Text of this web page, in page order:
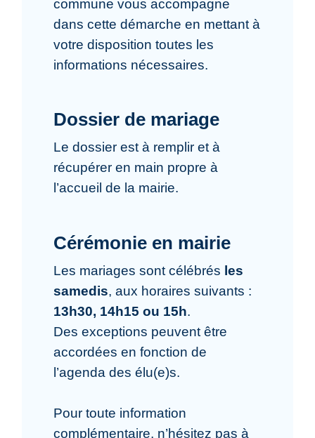
commune vous accompagne
dans cette démarche en mettant à
votre disposition toutes les
informations nécessaires.
Dossier de mariage
Le dossier est à remplir et à
récupérer en main propre à
l’accueil de la mairie.
Cérémonie en mairie
Les mariages sont célébrés les
samedis, aux horaires suivants :
13h30, 14h15 ou 15h.
Des exceptions peuvent être
accordées en fonction de
l’agenda des élu(e)s.
Pour toute information
complémentaire, n’hésitez pas à